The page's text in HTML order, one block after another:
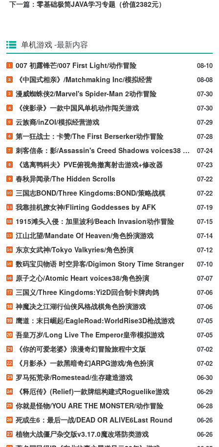
下一篇： 零基础极简JAVA学习专题（价值2382元）
单机游戏-最新内容
08-10
007 初露锋芒/007 First Light/动作冒险
08-08
《中国式相亲》/Matchmaking Inc/模拟经营
07-30
漫威蜘蛛侠2/Marvel's Spider-Man 2动作冒险
07-30
《侠影录》一款中国风单机动作闯关游戏
07-29
云族裔/inZOI/模拟经营游戏
07-28
第一狂战士：卡赞/The First Berserker动作冒险
07-24
刺客信条：影/Assassin's Creed Shadows voices38 新游发布
07-23
《逃离鸭科夫》PVE俯视角撤离射击游戏+修改器
07-22
春秋异闻录/The Hidden Scrolls
07-22
三国志BOND/Three Kingdoms:BOND/策略战棋
07-19
我靠挂机撩女神/Flirting Goddesses by AFK
07-15
1915滩头入侵：加里波利/Beach Invasion动作冒险
07-14
江山北望/Mandate Of Heaven/角色扮演游戏
07-12
东京女武神/Tokyo Valkyries/角色扮演
07-10
数码宝贝物语 时空异客/Digimon Story Time Stranger
07-07
原子之心/Atomic Heart voices38/角色扮演
07-06
三国义/Three Kingdoms:Yi2D回合制卡牌肉鸽
07-06
神魔决之江湖行仙侠风格战棋角色扮演游戏
07-05
鹰道：末日崛起/EagleRoad:WorldRise3D枪战游戏
07-05
吾皇万岁/Long Live The Emperor皇帝模拟游戏
07-02
《你的可爱老婆》浪漫奇幻冒险旅程中文版
07-02
《月影杀》一款黑暗奇幻ARPG游戏/角色扮演
06-30
罗马拓荒录/Romestead/生存建造游戏
06-29
《释厄传》(Relief)一款牌组构建式Roguelike游戏
06-28
你就是怪物/YOU ARE THE MONSTER/动作冒险
06-26
死或生6：最后一战/DEAD OR ALIVE6Last Round
06-26
植物大战僵尸杂交版v3.17.0魔改塔防类游戏